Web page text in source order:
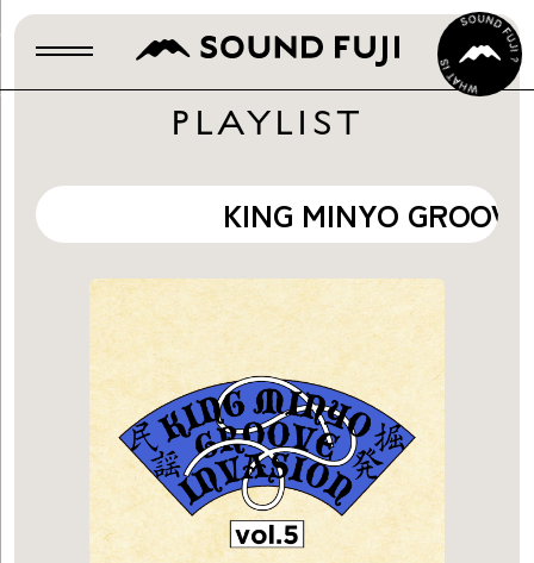
PLAYLIST
KING MINYO